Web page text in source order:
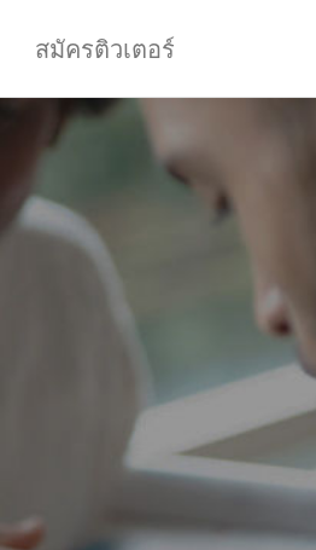
สมัครติวเตอร์